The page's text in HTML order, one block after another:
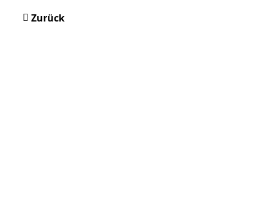
Zurück